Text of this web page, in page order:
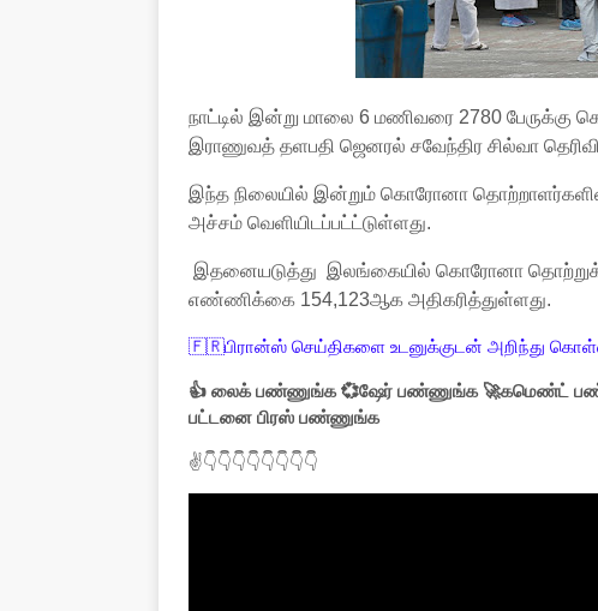
நாட்டில் இன்று மாலை 6 மணிவரை 2780 பேருக்கு
இராணுவத் தளபதி ஜெனரல் சவேந்திர சில்வா
இந்த நிலையில் இன்றும் கொரோனா
அச்சம் வெளியிடப்பட்ட்டுள்ளது.
இதனையடுத்து இலங்கையில் கொரோனா
எண்ணிக்கை 154,123ஆக அதிகரித்துள்ளது.
🇫🇷பிரான்ஸ் செய்திகளை உடனுக்குடன் அறிந்து
👍 லைக் பண்ணுங்க 💞ஷேர் பண்ணுங்க 🚀கமெண்ட்
பட்டனை பிரஸ் பண்ணுங்க
✌👇👇👇👇👇👇👇👇